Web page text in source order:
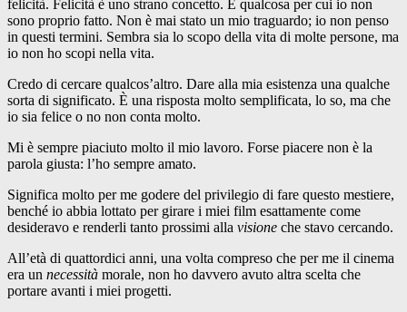
felicità. Felicità è uno strano concetto. È qualcosa per cui io non
sono proprio fatto. Non è mai stato un mio traguardo; io non penso
in questi termini. Sembra sia lo scopo della vita di molte persone, ma
io non ho scopi nella vita.
Credo di cercare qualcos’altro. Dare alla mia esistenza una qualche
sorta di significato. È una risposta molto semplificata, lo so, ma che
io sia felice o no non conta molto.
Mi è sempre piaciuto molto il mio lavoro. Forse piacere non è la
parola giusta: l’ho sempre amato.
Significa molto per me godere del privilegio di fare questo mestiere,
benché io abbia lottato per girare i miei film esattamente come
desideravo e renderli tanto prossimi alla visione che stavo cercando.
All’età di quattordici anni, una volta compreso che per me il cinema
era un necessità morale, non ho davvero avuto altra scelta che
portare avanti i miei progetti.